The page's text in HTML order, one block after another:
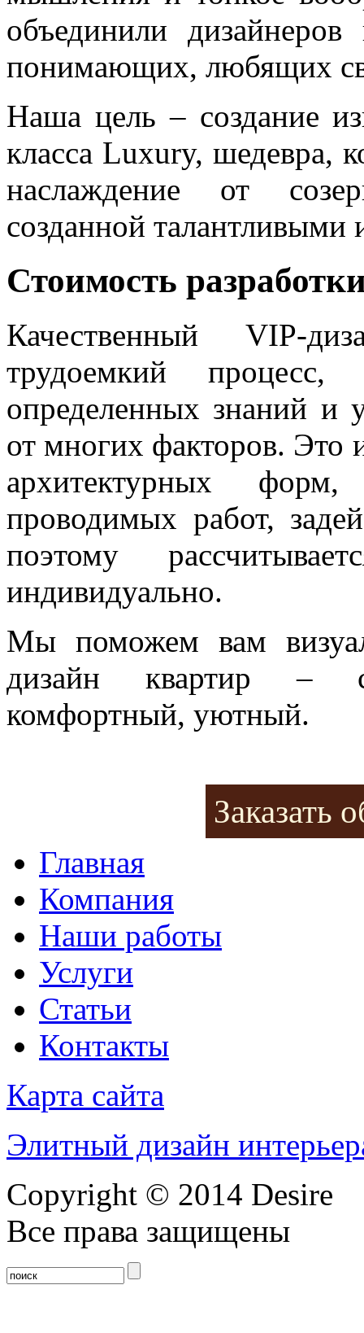
объединили
понимающих, любящих
Наша цель – создание
класса Luxury, шедевра,
наслаждение от
созданной
Стоимость
Качественный VIP-
трудоемкий
определенных знаний и
от многих факторов. Это
архитектурных
проводимых работ,
поэтому
индивидуально.
Мы поможем вам
дизайн квартир –
комфортный, уютный.
Заказать
Главная
Компания
Наши работы
Услуги
Статьи
Контакты
Карта сайта
Элитный дизайн
Copyright © 2014 Desire
Все права защищены